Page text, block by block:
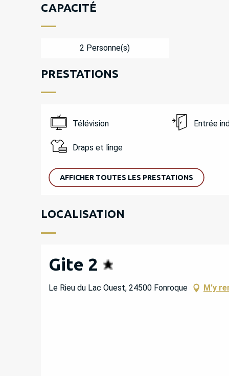
CAPACITÉ
2 Personne(s)
PRESTATIONS
Télévision Entrée
Draps et linge
AFFICHER TOUTES LES PRESTATIONS
LOCALISATION
Gite 2
Le Rieu du Lac Ouest, 24500 Fonroque M'y